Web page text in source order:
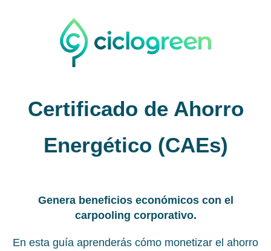
Certificado de Ahorro
Energético (CAEs)
Genera beneficios económicos con el
carpooling corporativo.
En esta guía aprenderás cómo monetizar el ahorro